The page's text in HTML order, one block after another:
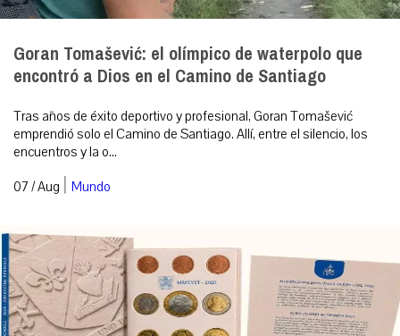
Goran Tomašević: el olímpico de waterpolo que
encontró a Dios en el Camino de Santiago
Tras años de éxito deportivo y profesional, Goran Tomašević
emprendió solo el Camino de Santiago. Allí, entre el silencio, los
encuentros y la o...
07 / Aug | Mundo